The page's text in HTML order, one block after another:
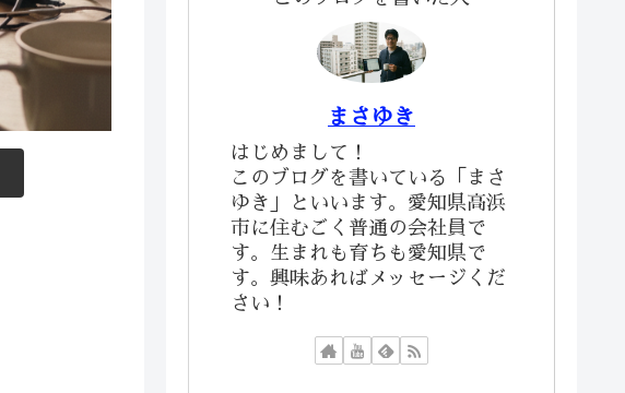
まさゆき
はじめまして！
このブログを書いている「まさ
ゆき」といいます。愛知県高浜
市に住むごく普通の会社員で
す。生まれも育ちも愛知県で
す。興味あればメッセージくだ
さい！